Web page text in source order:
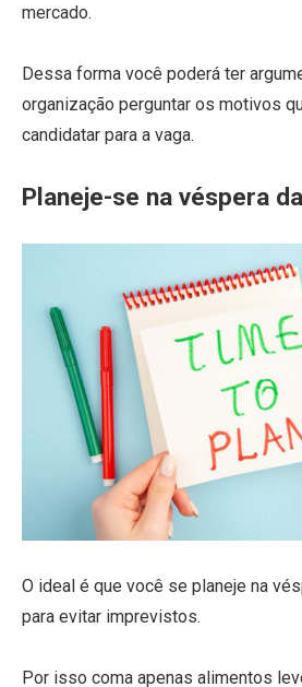
mercado.
Dessa forma você poderá ter
organização perguntar os motivos
candidatar para a vaga.
Planeje-se na véspera
O ideal é que você se planeje na
para evitar imprevistos.
Por isso coma apenas alimentos